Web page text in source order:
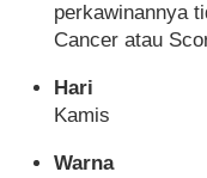
perkawinannya
Cancer atau
Hari
Kamis
Warna